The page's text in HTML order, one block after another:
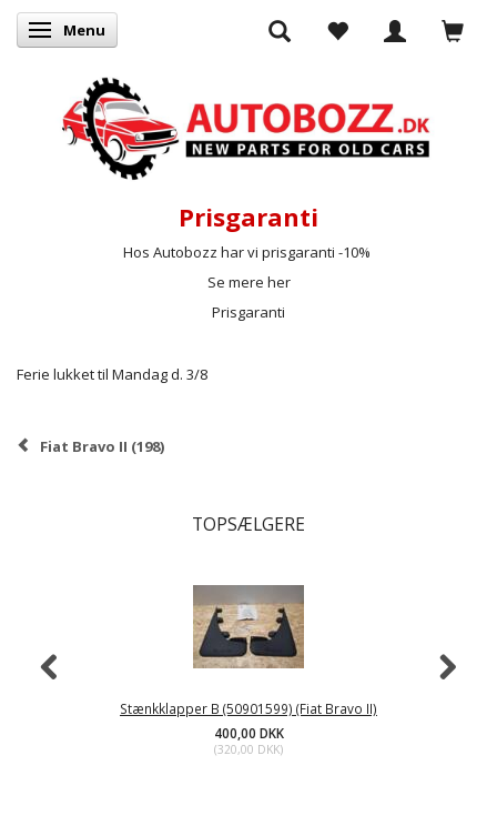
Skifte navigation
Menu
Prisgaranti
Hos Autobozz har vi prisgaranti -10%
Se mere her
Prisgaranti
Ferie lukket til Mandag d. 3/8
Fiat Bravo II (198)
TOPSÆLGERE
Stænkklapper B (50901599) (Fiat Bravo II)
400,00 DKK
(320,00 DKK)